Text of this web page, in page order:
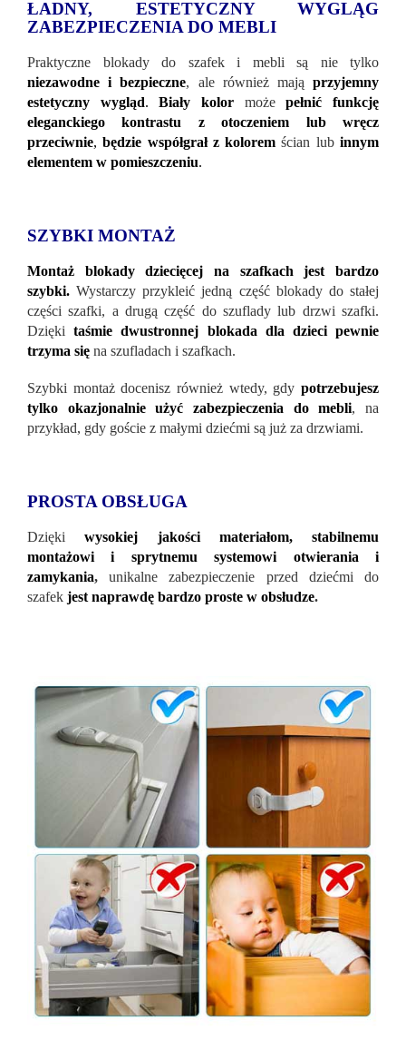
ŁADNY, ESTETYCZNY WYGLĄG
ZABEZPIECZENIA DO MEBLI
Praktyczne blokady do szafek i mebli są nie tylko
niezawodne i bezpieczne, ale również mająprzyjemny
estetyczny wygląd.Biały kolor możepełnić funkcję
eleganckiego kontrastu z otoczeniem
lub wręcz
przeciwnie,będzie współgrał z kolorem ścian lub innym
elementem w pomieszczeniu.
SZYBKI MONTAŻ
Montaż blokady dziecięcej na szafkach jest bardzo
szybki.Wystarczy przykleić jedną część blokady do stałej
części szafki, a drugą część do szuflady lub drzwi szafki.
Dziękitaśmie dwustronnej blokada dla dzieci pewnie
trzyma się na szufladach i szafkach.
Szybki montaż docenisz również wtedy, gdy potrzebujesz
tylko okazjonalnie użyć zabezpieczenia do mebli, na
przykład, gdy goście z małymi dziećmi są już za drzwiami.
PROSTA OBSŁUGA
Dziękiwysokiej jakości materiałom, stabilnemu
montażowi i sprytnemu systemowi otwierania i
zamykania,unikalne zabezpieczenie przed dziećmi do
szafek jest naprawdę bardzo proste w obsłudze.